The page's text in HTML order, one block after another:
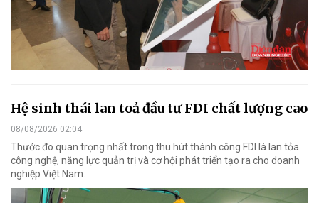
Hệ sinh thái lan toả đầu tư FDI chất lượng cao
08/08/2026 02:04
Thước đo quan trọng nhất trong thu hút thành công FDI là lan tỏa
công nghệ, năng lực quản trị và cơ hội phát triển tạo ra cho doanh
nghiệp Việt Nam.